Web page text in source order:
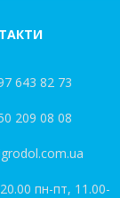
643 82 73
209 08 08
пн-пт, 11.00-